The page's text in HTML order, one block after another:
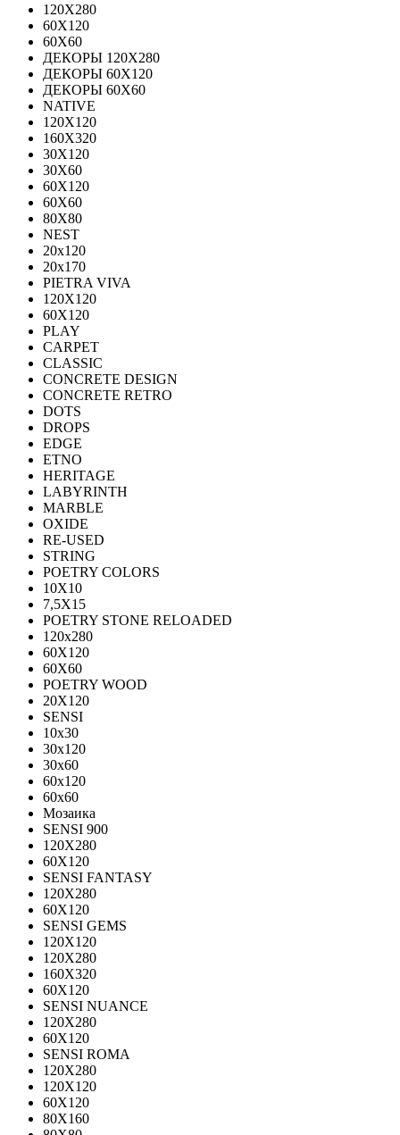
120Х280
60Х120
60Х60
ДЕКОРЫ 120Х280
ДЕКОРЫ 60Х120
ДЕКОРЫ 60Х60
NATIVE
120Х120
160Х320
30X120
30X60
60X120
60X60
80Х80
NEST
20x120
20x170
PIETRA VIVA
120X120
60Х120
PLAY
CARPET
CLASSIC
CONCRETE DESIGN
CONCRETE RETRO
DOTS
DROPS
EDGE
ETNO
HERITAGE
LABYRINTH
MARBLE
OXIDE
RE-USED
STRING
POETRY COLORS
10Х10
7,5Х15
POETRY STONE RELOADED
120x280
60Х120
60Х60
POETRY WOOD
20Х120
SENSI
10x30
30x120
30x60
60x120
60x60
Мозаика
SENSI 900
120Х280
60X120
SENSI FANTASY
120Х280
60Х120
SENSI GEMS
120Х120
120Х280
160X320
60X120
SENSI NUANCE
120X280
60X120
SENSI ROMA
120X280
120Х120
60X120
80X160